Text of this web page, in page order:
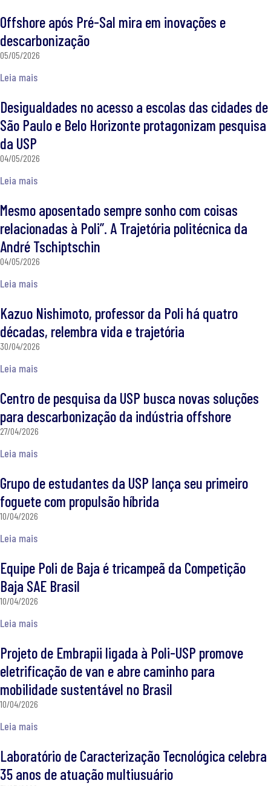
Offshore após Pré-Sal mira em inovações e
descarbonização
05/05/2026
Leia mais
Desigualdades no acesso a escolas das cidades de
São Paulo e Belo Horizonte protagonizam pesquisa
da USP
04/05/2026
Leia mais
Mesmo aposentado sempre sonho com coisas
relacionadas à Poli”. A Trajetória politécnica da
André Tschiptschin​
04/05/2026
Leia mais
Kazuo Nishimoto, professor da Poli há quatro
décadas, relembra vida e trajetória
30/04/2026
Leia mais
Centro de pesquisa da USP busca novas soluções
para descarbonização da indústria offshore
27/04/2026
Leia mais
Grupo de estudantes da USP lança seu primeiro
foguete com propulsão híbrida
10/04/2026
Leia mais
Equipe Poli de Baja é tricampeã da Competição
Baja SAE Brasil
10/04/2026
Leia mais
Projeto de Embrapii ligada à Poli-USP promove
eletrificação de van e abre caminho para
mobilidade sustentável no Brasil
10/04/2026
Leia mais
Laboratório de Caracterização Tecnológica celebra
35 anos de atuação multiusuário